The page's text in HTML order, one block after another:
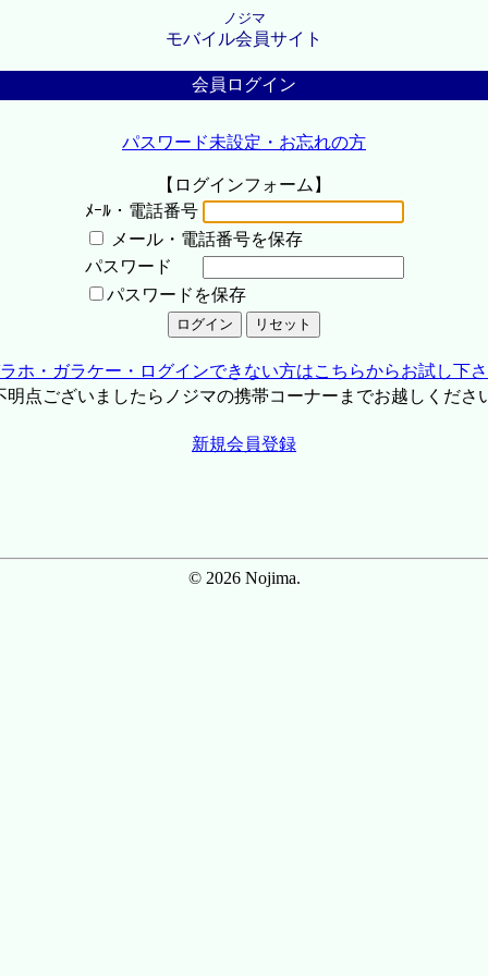
ノジマ
モバイル会員サイト
会員ログイン
パスワード未設定・お忘れの方
【ログインフォーム】
ﾒｰﾙ・電話番号
メール・電話番号を保存
パスワード
パスワードを保存
ホ・ガラケー・ログインできない方はこちらからお試し下
点ございましたらノジマの携帯コーナーまでお越しくださ
新規会員登録
© 2026 Nojima.